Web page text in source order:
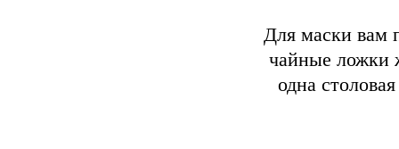
Для маски вам
чайные ложки
одна